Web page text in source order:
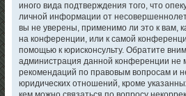
иного вида подтверждения того, что
личной информации от
вы не уверены, применимо ли это к вам,
на конференции, или к самой
помощью к юрисконсульту. Обратите
администрация данной конференции не
рекомендаций по правовым вопросам и
юридических отношений, кроме